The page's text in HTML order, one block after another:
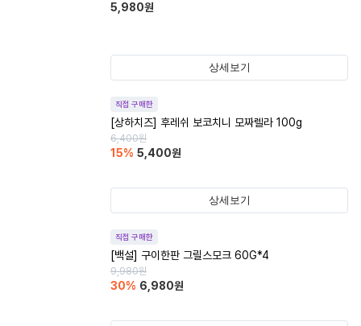
5,980원
상세보기
직접 구매한
[상하치즈] 후레쉬 보코치니 모짜렐라 100g
6,400원
15% 5,400원
상세보기
직접 구매한
[백설] 구이한판 그릴스모크 60G*4
9,980원
30% 6,980원